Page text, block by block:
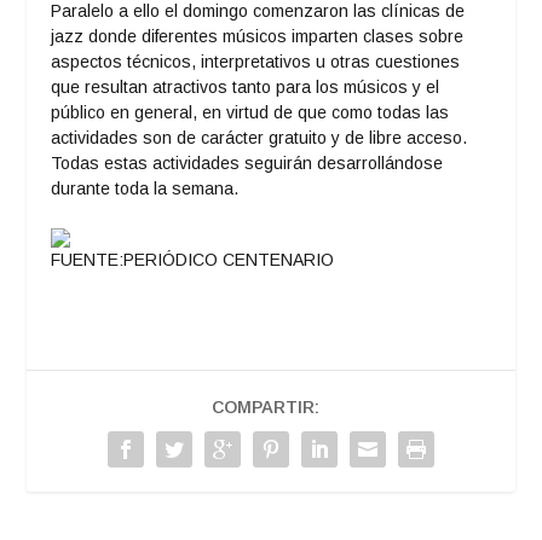
Paralelo a ello el domingo comenzaron las clínicas de
jazz donde diferentes músicos imparten clases sobre
aspectos técnicos, interpretativos u otras cuestiones
que resultan atractivos tanto para los músicos y el
público en general, en virtud de que como todas las
actividades son de carácter gratuito y de libre acceso.
Todas estas actividades seguirán desarrollándose
durante toda la semana.
FUENTE:PERIÓDICO CENTENARIO
COMPARTIR: